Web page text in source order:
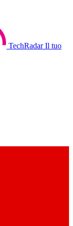
TechRadar Il tuo